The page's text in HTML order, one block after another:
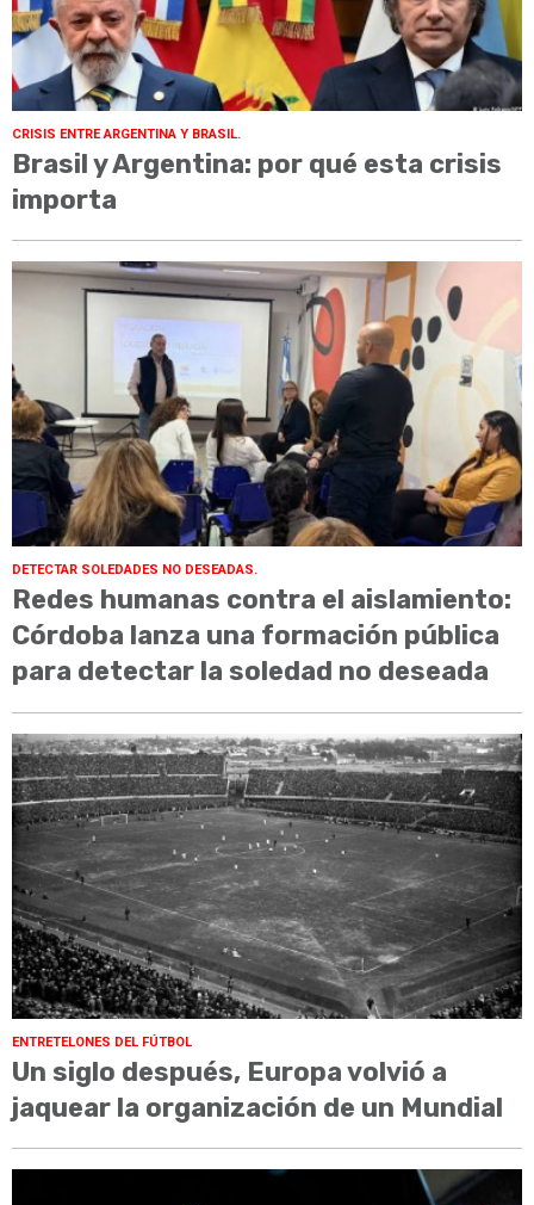
CRISIS ENTRE ARGENTINA Y BRASIL.
Brasil y Argentina: por qué esta crisis
importa
DETECTAR SOLEDADES NO DESEADAS.
Redes humanas contra el aislamiento:
Córdoba lanza una formación pública
para detectar la soledad no deseada
ENTRETELONES DEL FÚTBOL
Un siglo después, Europa volvió a
jaquear la organización de un Mundial